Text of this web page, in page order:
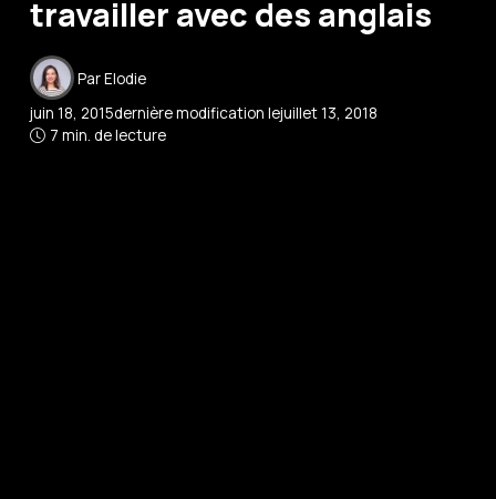
travailler avec des anglais
ParElodie
juin 18, 2015dernière modification lejuillet 13, 2018
7 min. de lecture